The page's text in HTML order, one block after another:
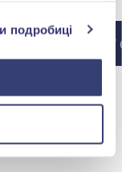
подробиці
ДО ІНСТАГРАМУ